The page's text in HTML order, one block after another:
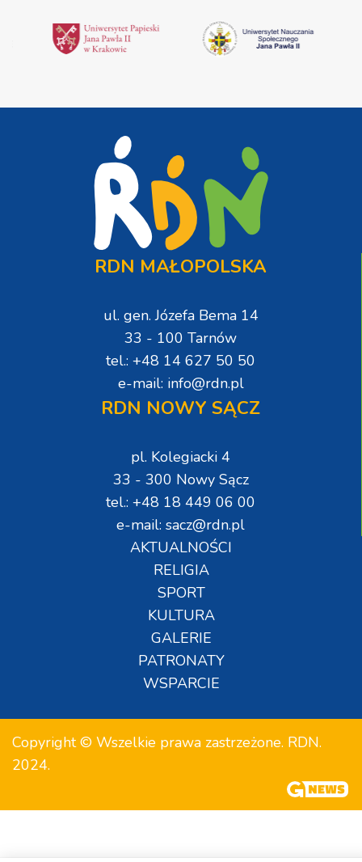
RDN MAŁOPOLSKA
ul. gen. Józefa Bema 14
33 - 100 Tarnów
tel.: +48 14 627 50 50
e-mail: info@rdn.pl
RDN NOWY SĄCZ
pl. Kolegiacki 4
33 - 300 Nowy Sącz
tel.: +48 18 449 06 00
e-mail: sacz@rdn.pl
AKTUALNOŚCI
RELIGIA
SPORT
KULTURA
GALERIE
PATRONATY
WSPARCIE
Copyright © Wszelkie prawa zastrzeżone. RDN.
2024.